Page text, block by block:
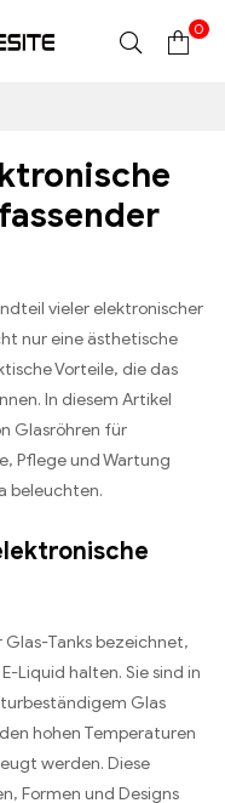
0
vieler elektronischer
nur eine ästhetische
Vorteile, die das
In diesem Artikel
Glasröhren für
Pflege und Wartung
beleuchten.
Tanks bezeichnet,
Liquid halten. Sie sind in
Glas
hohen Temperaturen
werden. Diese
Formen und Designs